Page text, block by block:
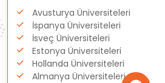
Avusturya Üniversiteleri
İspanya Üniversiteleri
İsveç Üniversiteleri
Estonya Üniversiteleri
Hollanda Üniversiteleri
Almanya Üniversiteleri